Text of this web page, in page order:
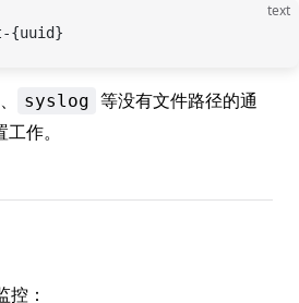
text
{uuid}
、 syslog 等没有文件路径的通
作。
：